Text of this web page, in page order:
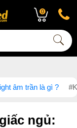
0
âm trần là gì ?
ngủ: